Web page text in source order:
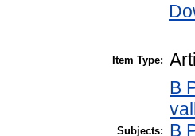
Item Type:
Subjects:
B
B